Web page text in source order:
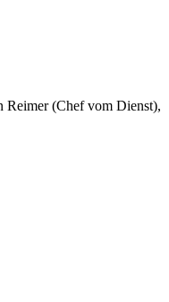
Reimer (Chef vom Dienst),